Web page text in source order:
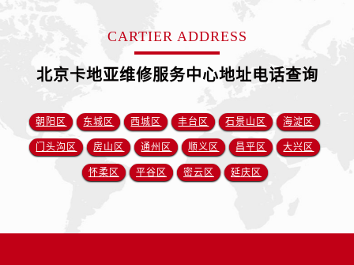
CARTIER ADDRESS
北京卡地亚维修服务中心地址电话查询
朝阳区 东城区 西城区 丰台区 石景山区 海淀区
门头沟区 房山区 通州区 顺义区 昌平区 大兴区
怀柔区 平谷区 密云区 延庆区